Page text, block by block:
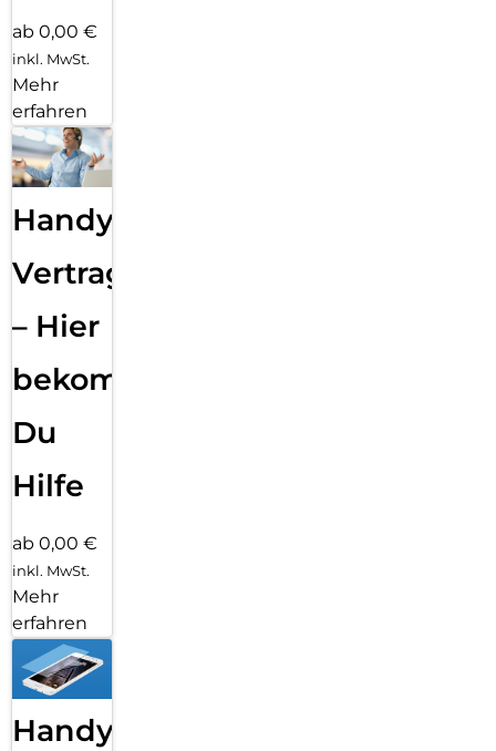
ab 0,00 €
inkl. MwSt.
Mehr
erfahren
Handy
Vertragsabwicklung
– Hier
bekommst
Du
Hilfe
ab 0,00 €
inkl. MwSt.
Mehr
erfahren
Handy